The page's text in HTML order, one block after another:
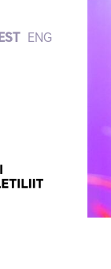
EST ENG